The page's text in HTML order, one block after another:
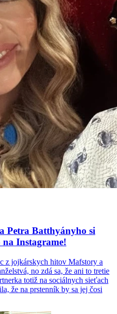
Petra Batthyányho si
Instagrame!
z jojkárskych hitov Mafstory a
no zdá sa, že ani to tretie
totiž na sociálnych sieťach
že na prstenník by sa jej čosi